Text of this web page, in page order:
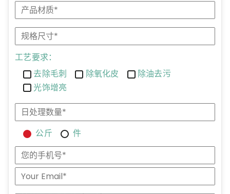
工艺要求：
去除毛刺
除氧化皮
除油去污
光饰增亮
公斤 件